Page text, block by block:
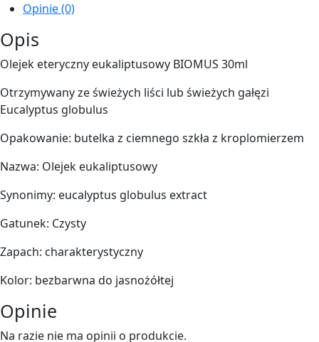
Opinie (0)
Opis
Olejek eteryczny eukaliptusowy BIOMUS 30ml
Otrzymywany ze świeżych liści lub świeżych gałęzi
Eucalyptus globulus
Opakowanie: butelka z ciemnego szkła z kroplomierzem
Nazwa: Olejek eukaliptusowy
Synonimy: eucalyptus globulus extract
Gatunek: Czysty
Zapach: charakterystyczny
Kolor: bezbarwna do jasnożółtej
Opinie
Na razie nie ma opinii o produkcie.